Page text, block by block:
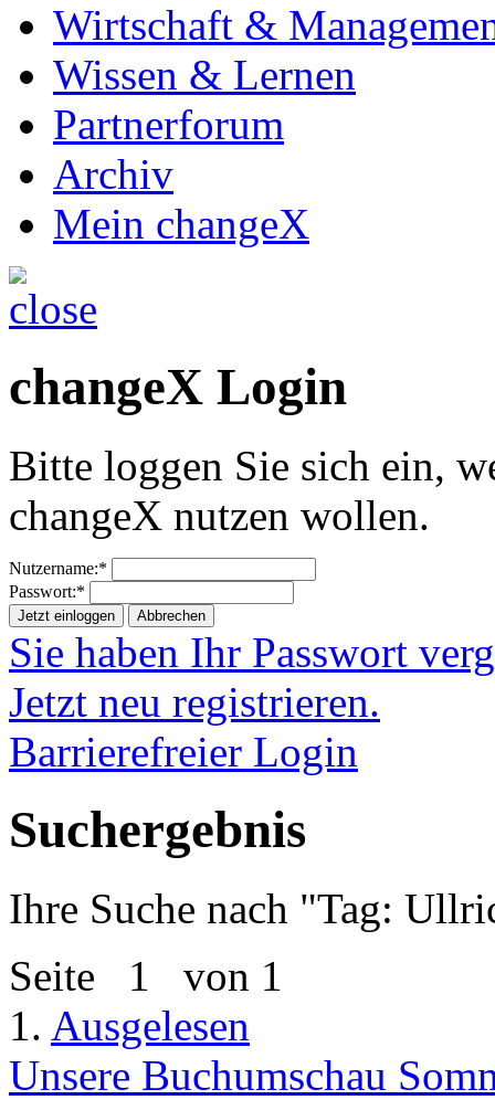
Wirtschaft &
Wissen & Lernen
Partnerforum
Archiv
Mein changeX
changeX Login
Bitte loggen Sie sich ein,
changeX nutzen wollen.
Nutzername:*
Passwort:*
Jetzt einloggen Abbrechen
Sie haben Ihr Passwort
Jetzt neu registrieren.
Barrierefreier Login
Suchergebnis
Ihre Suche nach "Tag:
Seite 1 von 1
1. Ausgelesen
Unsere Buchumschau